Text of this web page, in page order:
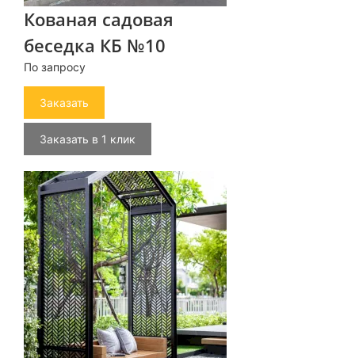
Кованая садовая
беседка КБ №10
По запросу
Заказать
Заказать в 1 клик